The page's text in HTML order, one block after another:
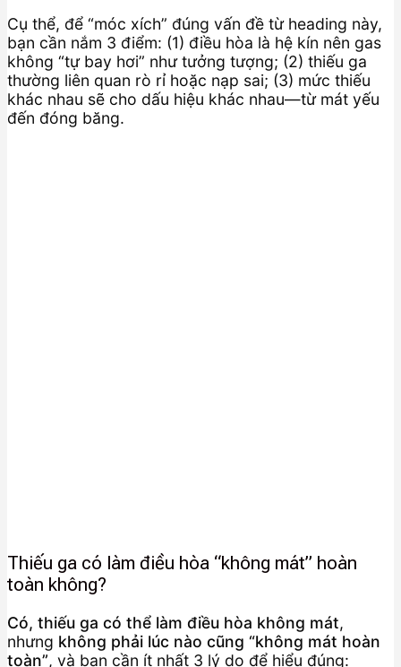
Cụ thể, để “móc xích” đúng vấn đề từ heading này,
bạn cần nắm 3 điểm: (1) điều hòa là hệ kín nên gas
không “tự bay hơi” như tưởng tượng; (2) thiếu ga
thường liên quan rò rỉ hoặc nạp sai; (3) mức thiếu
khác nhau sẽ cho dấu hiệu khác nhau—từ mát yếu
đến đóng băng.
Thiếu ga có làm điều hòa “không mát” hoàn
toàn không?
Có, thiếu ga có thể làm điều hòa không mát,
nhưng không phải lúc nào cũng “không mát hoàn
toàn”, và bạn cần ít nhất 3 lý do để hiểu đúng: